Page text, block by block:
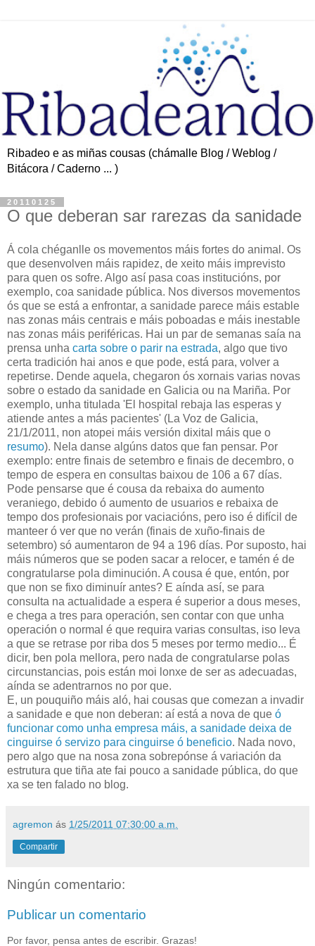
Ribadeo e as miñas cousas (chámalle Blog / Weblog /
Bitácora / Caderno ... )
20110125
O que deberan sar rarezas da sanidade
Á cola chéganlle os movementos máis fortes do animal. Os
que desenvolven máis rapidez, de xeito máis imprevisto
para quen os sofre. Algo así pasa coas institucións, por
exemplo, coa sanidade pública. Nos diversos movementos
ós que se está a enfrontar, a sanidade parece máis estable
nas zonas máis centrais e máis poboadas e máis inestable
nas zonas máis periféricas. Hai un par de semanas saía na
prensa unha carta sobre o parir na estrada, algo que tivo
certa tradición hai anos e que pode, está para, volver a
repetirse. Dende aquela, chegaron ós xornais varias novas
sobre o estado da sanidade en Galicia ou na Mariña. Por
exemplo, unha titulada 'El hospital rebaja las esperas y
atiende antes a más pacientes' (La Voz de Galicia,
21/1/2011, non atopei máis versión dixital máis que o
resumo). Nela danse algúns datos que fan pensar. Por
exemplo: entre finais de setembro e finais de decembro, o
tempo de espera en consultas baixou de 106 a 67 días.
Pode pensarse que é cousa da rebaixa do aumento
veraniego, debido ó aumento de usuarios e rebaixa de
tempo dos profesionais por vaciacións, pero iso é difícil de
manteer ó ver que no verán (finais de xuño-finais de
setembro) só aumentaron de 94 a 196 días. Por suposto, hai
máis números que se poden sacar a relocer, e tamén é de
congratularse pola diminución. A cousa é que, entón, por
que non se fixo diminuír antes? E aínda así, se para
consulta na actualidade a espera é superior a dous meses,
e chega a tres para operación, sen contar con que unha
operación o normal é que requira varias consultas, iso leva
a que se retrase por riba dos 5 meses por termo medio... É
dicir, ben pola mellora, pero nada de congratularse polas
circunstancias, pois están moi lonxe de ser as adecuadas,
aínda se adentrarnos no por que.
E, un pouquiño máis aló, hai cousas que comezan a invadir
a sanidade e que non deberan: aí está a nova de que ó
funcionar como unha empresa máis, a sanidade deixa de
cinguirse ó servizo para cinguirse ó beneficio. Nada novo,
pero algo que na nosa zona sobrepónse á variación da
estrutura que tiña ate fai pouco a sanidade pública, do que
xa se ten falado no blog.
agremon ás 1/25/2011 07:30:00 a.m.
Compartir
Ningún comentario:
Publicar un comentario
Por favor, pensa antes de escribir. Grazas!